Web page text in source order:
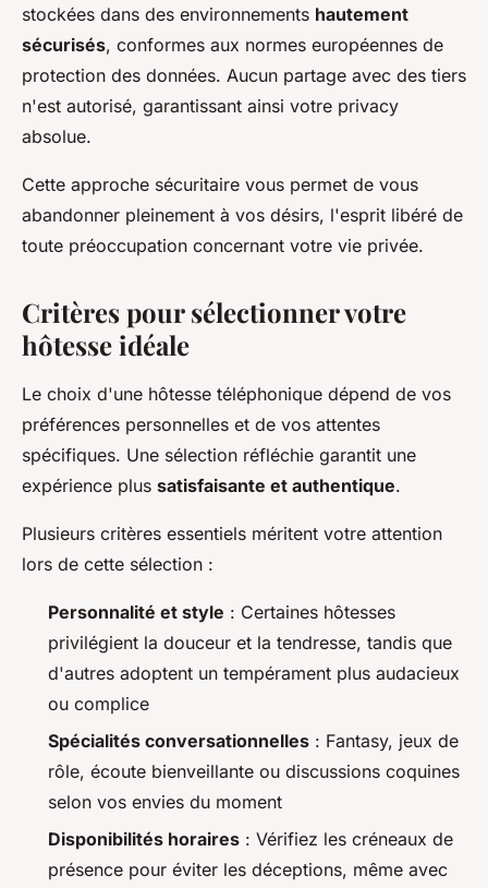
stockées dans des environnements hautement
sécurisés, conformes aux normes européennes de
protection des données. Aucun partage avec des tiers
n'est autorisé, garantissant ainsi votre privacy
absolue.
Cette approche sécuritaire vous permet de vous
abandonner pleinement à vos désirs, l'esprit libéré de
toute préoccupation concernant votre vie privée.
Critères pour sélectionner votre
hôtesse idéale
Le choix d'une hôtesse téléphonique dépend de vos
préférences personnelles et de vos attentes
spécifiques. Une sélection réfléchie garantit une
expérience plus satisfaisante et authentique.
Plusieurs critères essentiels méritent votre attention
lors de cette sélection :
Personnalité et style : Certaines hôtesses
privilégient la douceur et la tendresse, tandis que
d'autres adoptent un tempérament plus audacieux
ou complice
Spécialités conversationnelles : Fantasy, jeux de
rôle, écoute bienveillante ou discussions coquines
selon vos envies du moment
Disponibilités horaires : Vérifiez les créneaux de
présence pour éviter les déceptions, même avec